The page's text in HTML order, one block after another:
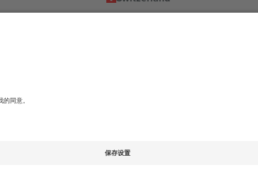
CDMX, Mexico
细信息，请查看特定活动页面、版权声明和条款。,